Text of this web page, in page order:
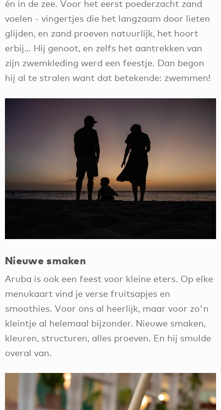
én in de zee. Voor het eerst poederzacht zand
voelen - vingertjes die het langzaam door lieten
glijden, en zand proeven natuurlijk, het hoort
erbij… Hij genoot, en zelfs het aantrekken van
zijn zwemkleding werd een feestje. Dan begon
hij al te stralen want dat betekende: zwemmen!
Nieuwe smaken
Aruba is ook een feest voor kleine eters. Op elke
menukaart vind je verse fruitsapjes en
smoothies. Voor ons al heerlijk, maar voor zo'n
kleintje al helemaal bijzonder. Nieuwe smaken,
kleuren, structuren, alles proeven. En hij smulde
overal van.